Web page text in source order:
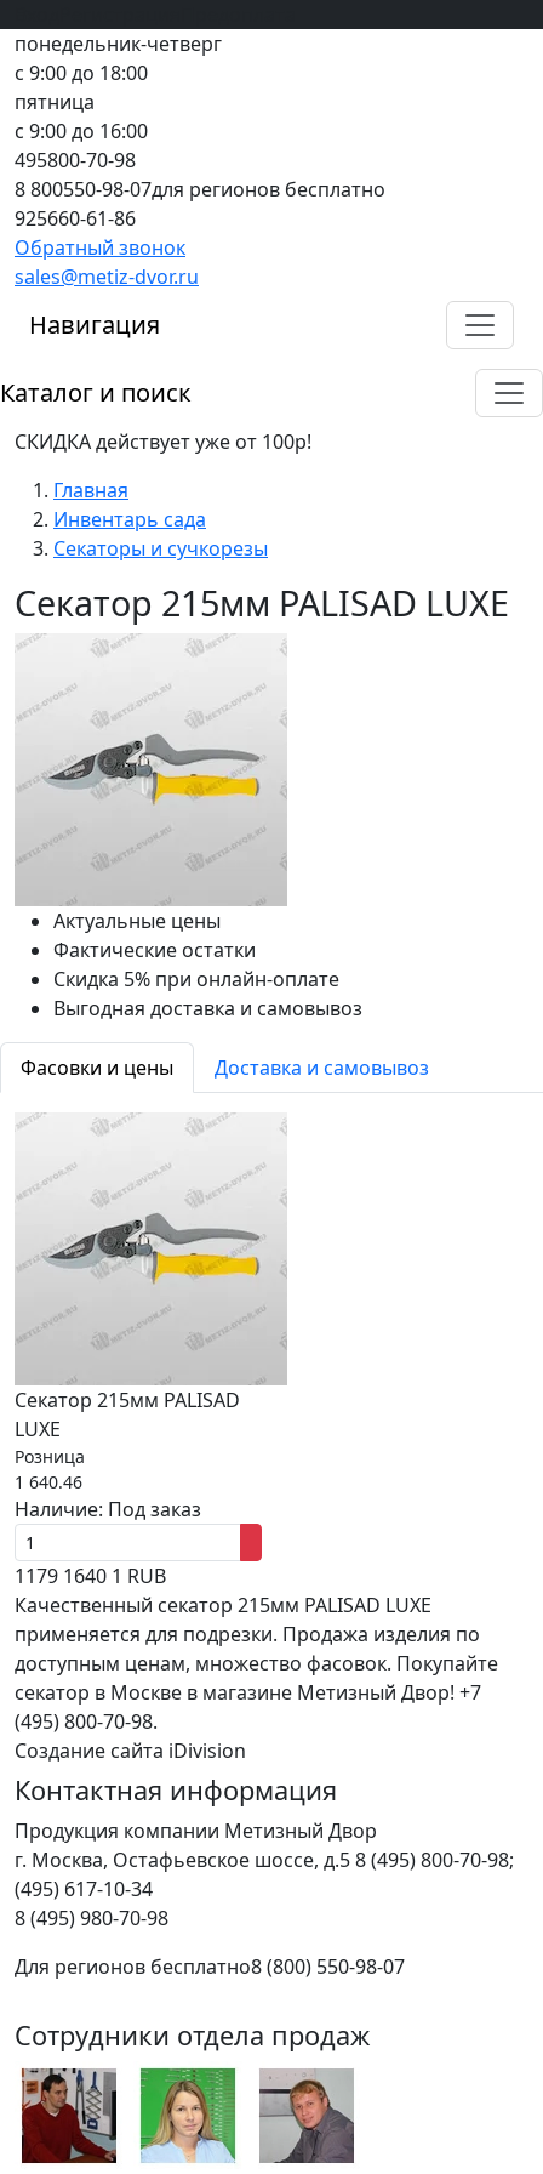
понедельник-четверг
с 9:00 до 18:00
пятница
с 9:00 до 16:00
495800-70-98
8 800550-98-07для регионов бесплатно
925660-61-86
Обратный звонок
sales@metiz-dvor.ru
Навигация
Каталог и поиск
СКИДКА действует уже от 100р!
Главная
Инвентарь сада
Секаторы и сучкорезы
Секатор 215мм PALISAD LUXE
Актуальные цены
Фактические остатки
Скидка 5% при онлайн-оплате
Выгодная доставка и самовывоз
Фасовки и цены Доставка и самовывоз
Секатор 215мм PALISAD
LUXE
Розница
1 640.46
Наличие: Под заказ
1179 1640 1 RUB
Качественный секатор 215мм PALISAD LUXE
применяется для подрезки. Продажа изделия по
доступным ценам, множество фасовок. Покупайте
секатор в Москве в магазине Метизный Двор! +7
(495) 800-70-98.
Создание сайта iDivision
Контактная информация
Продукция компании Метизный Двор
г. Москва, Остафьевское шоссе, д.58 (495) 800-70-98;
(495) 617-10-34
8 (495) 980-70-98
Для регионов бесплатно8 (800) 550-98-07
Сотрудники отдела продаж